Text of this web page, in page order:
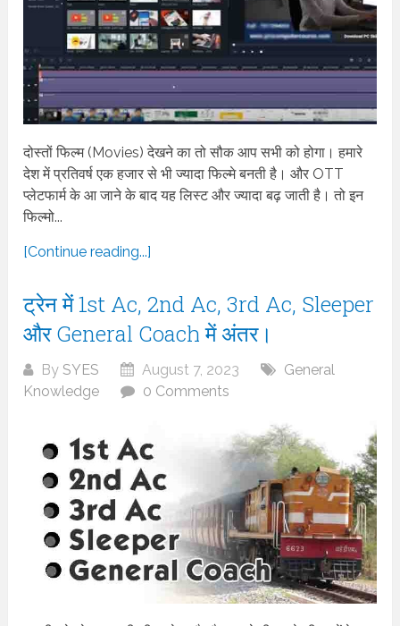
दोस्तों फिल्म (Movies) देखने का तो सौक आप सभी को होगा। हमारे
देश में प्रतिवर्ष एक हजार से भी ज्यादा फिल्मे बनती है। और OTT
प्लेटफार्म के आ जाने के बाद यह लिस्ट और ज्यादा बढ़ जाती है। तो इन
फिल्मो...
[Continue reading...]
ट्रेन में 1st Ac, 2nd Ac, 3rd Ac, Sleeper
और General Coach में अंतर।
BySYES August 7, 2023
General
Knowledge
0 Comments